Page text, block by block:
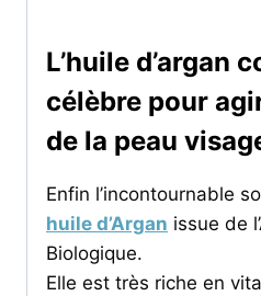
L’huile d’argan
célèbre pour
de la peau
Enfin l’incontournable
huile d’Argan issue de
Biologique.
Elle est très riche en